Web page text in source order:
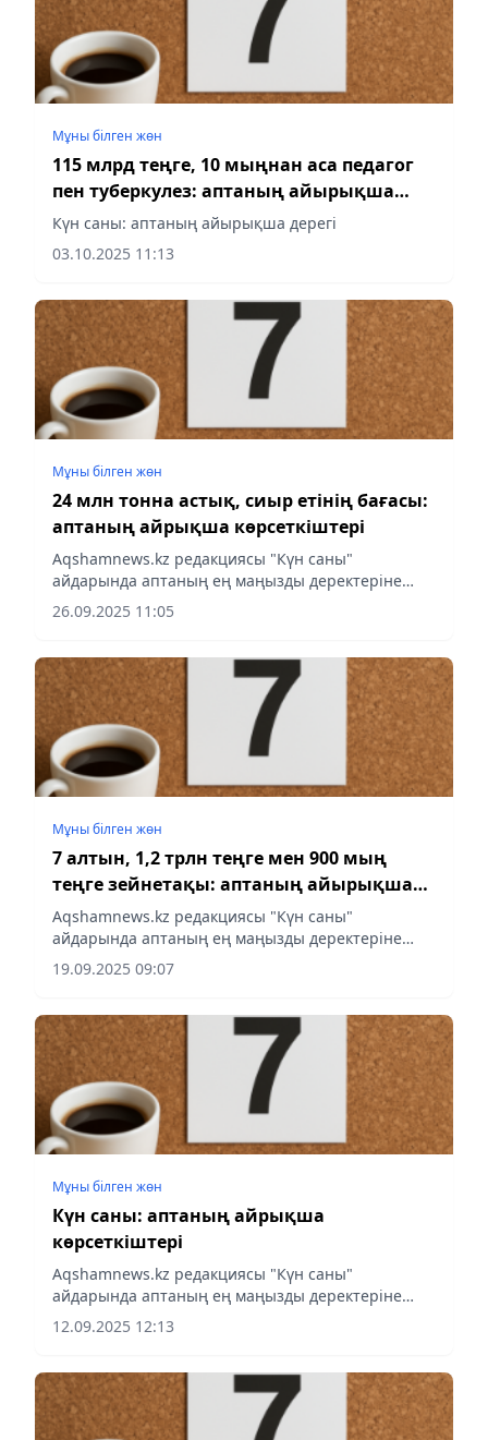
Мұны білген жөн
115 млрд теңге, 10 мыңнан аса педагог
пен туберкулез: аптаның айырықша
дерегі
Күн саны: аптаның айырықша дерегі
03.10.2025 11:13
Мұны білген жөн
24 млн тонна астық, сиыр етінің бағасы:
аптаның айрықша көрсеткіштері
Аqshamnews.kz редакциясы "Күн саны"
айдарында аптаның ең маңызды деректеріне
шолу жасады.
26.09.2025 11:05
Мұны білген жөн
7 алтын, 1,2 трлн теңге мен 900 мың
теңге зейнетақы: аптаның айырықша
көрсеткіші
Аqshamnews.kz редакциясы "Күн саны"
айдарында аптаның ең маңызды деректеріне
шолу жасады.
19.09.2025 09:07
Мұны білген жөн
Күн саны: аптаның айрықша
көрсеткіштері
Аqshamnews.kz редакциясы "Күн саны"
айдарында аптаның ең маңызды деректеріне
шолу жасады.
12.09.2025 12:13